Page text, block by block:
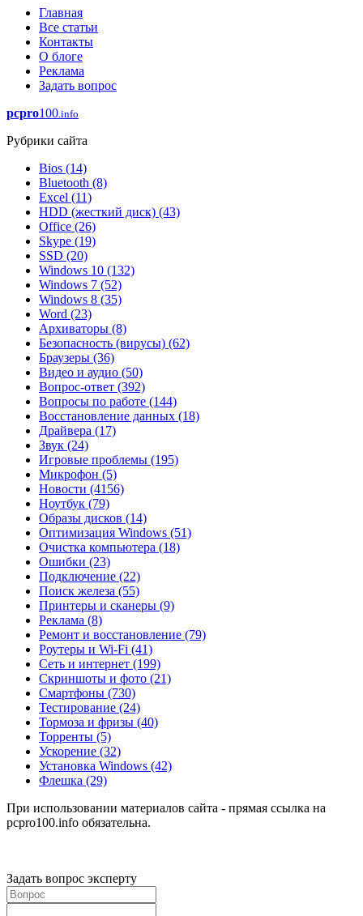
Главная
Все статьи
Контакты
О блоге
Реклама
Задать вопрос
pcpro100.info
Рубрики сайта
Bios (14)
Bluetooth (8)
Excel (11)
HDD (жесткий диск) (43)
Office (26)
Skype (19)
SSD (20)
Windows 10 (132)
Windows 7 (52)
Windows 8 (35)
Word (23)
Архиваторы (8)
Безопасность (вирусы) (62)
Браузеры (36)
Видео и аудио (50)
Вопрос-ответ (392)
Вопросы по работе (144)
Восстановление данных (18)
Драйвера (17)
Звук (24)
Игровые проблемы (195)
Микрофон (5)
Новости (4156)
Ноутбук (79)
Образы дисков (14)
Оптимизация Windows (51)
Очистка компьютера (18)
Ошибки (23)
Подключение (22)
Поиск железа (55)
Принтеры и сканеры (9)
Реклама (8)
Ремонт и восстановление (79)
Роутеры и Wi-Fi (41)
Сеть и интернет (199)
Скриншоты и фото (21)
Смартфоны (730)
Тестирование (24)
Тормоза и фризы (40)
Торренты (5)
Ускорение (32)
Установка Windows (42)
Флешка (29)
При использовании материалов сайта - прямая ссылка на
pcpro100.info обязательна.
Задать вопрос эксперту